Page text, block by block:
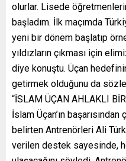
olurlar. Lisede
başladım. İlk maçımda
yeni bir dönem başlatıp
yıldızların çıkması için
diye konuştu. Üçan
getirmek olduğunu da
“İSLAM ÜÇAN AHLAKLI
İslam Üçan’ın
belirten Antrenörleri Ali
verilen destek sayesinde,